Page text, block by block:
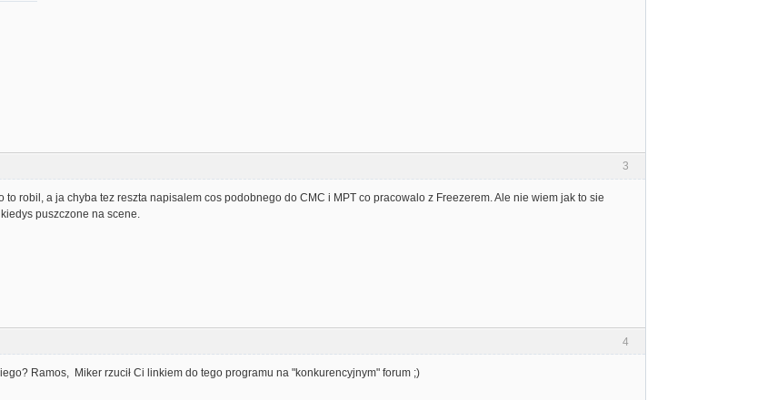
3
to robil, a ja chyba tez reszta napisalem cos podobnego do CMC i MPT co pracowalo z Freezerem. Ale nie wiem jak to sie
puszczone na scene.
4
Ramos, Miker rzucił Ci linkiem do tego programu na "konkurencyjnym" forum ;)